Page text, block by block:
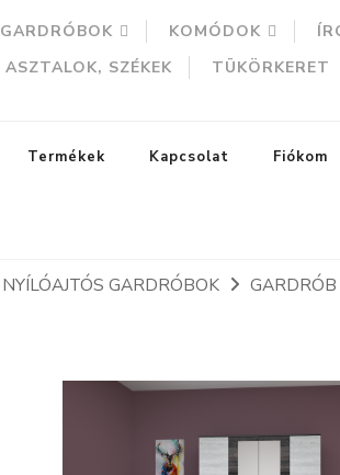
GARDRÓBOK KOMÓDOK
ASZTALOK, SZÉKEK TÜKÖRKERET
Termékek Kapcsolat Fiókom
NYÍLÓAJTÓS GARDRÓBOK